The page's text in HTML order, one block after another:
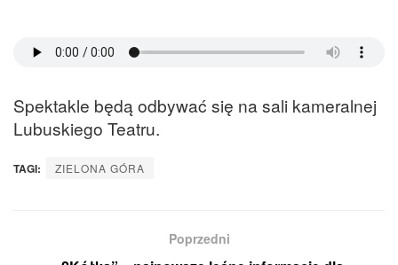
Spektakle będą odbywać się na sali kameralnej
Lubuskiego Teatru.
TAGI: ZIELONA GÓRA
Poprzedni